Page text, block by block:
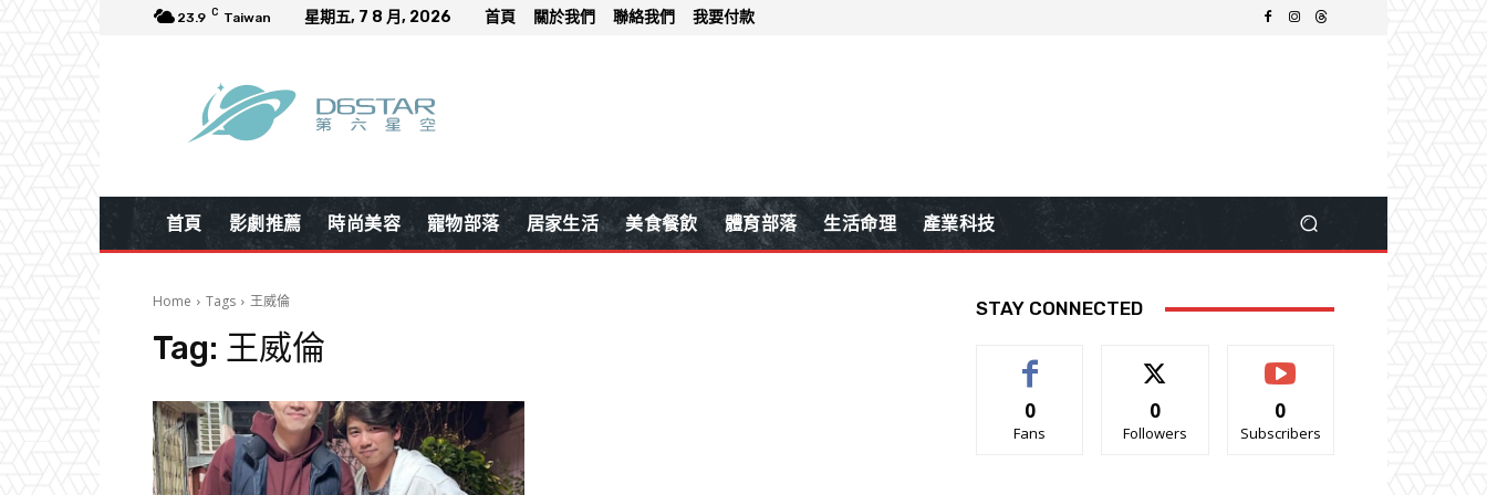
23.9 C Taiwan 星期五, 7 8 月, 2026 首頁 關於我們 聯絡我們 我要付款
首頁 影劇推薦 時尚美容 寵物部落 居家生活 美食餐飲 體育部落 生活命理 產業科技
Home Tags 王威倫
Tag: 王威倫
STAY CONNECTED
0
Fans
0
Followers
0
Subscribers